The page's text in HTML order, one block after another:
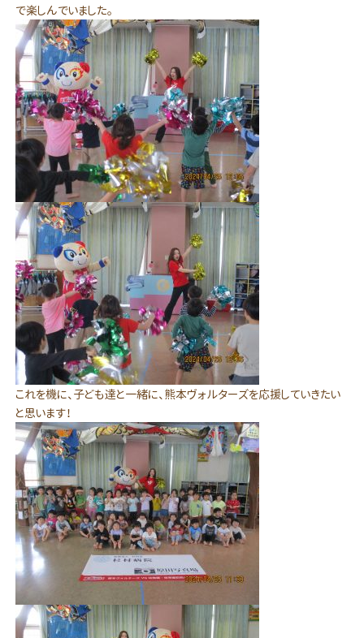
で楽しんでいました。
これを機に、子ども達と一緒に、熊本ヴォルターズを応援していきたい
と思います！